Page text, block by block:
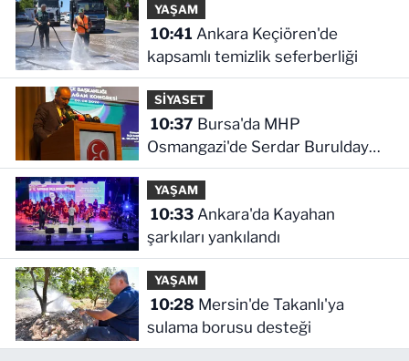
YAŞAM
10:41
kapsamlı temizlik seferberliği
SİYASET
10:37
Osmangazi'de Serdar Burulday
dönemi
YAŞAM
10:33Ankara'da Kayahan
şarkıları yankılandı
YAŞAM
10:28
sulama borusu desteği